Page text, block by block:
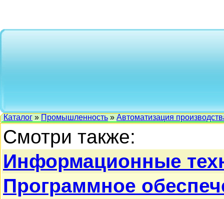
Каталог » Промышленность » Автоматизация
Смотри также:
Информационные
Программное